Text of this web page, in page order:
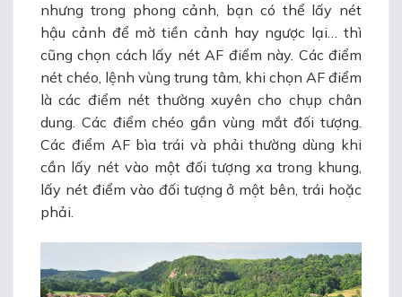
nhưng trong phong cảnh, bạn có thể lấy nét
hậu cảnh để mờ tiền cảnh hay ngược lại… thì
cũng chọn cách lấy nét AF điểm này. Các điểm
nét chéo, lệnh vùng trung tâm, khi chọn AF điểm
là các điểm nét thường xuyên cho chụp chân
dung. Các điểm chéo gần vùng mắt đối tượng.
Các điểm AF bìa trái và phải thường dùng khi
cần lấy nét vào một đối tượng xa trong khung,
lấy nét điểm vào đối tượng ở một bên, trái hoặc
phải.